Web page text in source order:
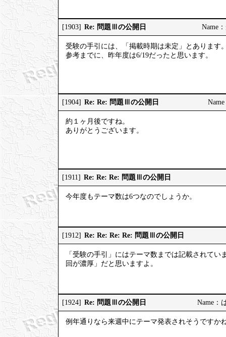
[1903] Re: 問題Ⅲの公開日 Name
受験の手引には、「掲載時期は未定」とあります
参考までに、昨年度は6/19だったと思います。
[1904] Re: Re: 問題Ⅲの公開日
約１ヶ月後ですね。
ありがとうございます。
[1911] Re: Re: Re: 問題Ⅲの公開日
今年度もテーマ数は6つなのでしょうか。
[1912] Re: Re: Re: Re: 問題Ⅲの公開日
「受験の手引」にはテーマ数までは記載されて
回が濃厚」だと思いますよ。
[1924] Re: 問題Ⅲの公開日 Name：
例年通りなら来週中にテーマ発表されそうですか